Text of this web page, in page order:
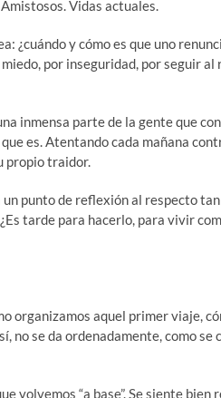
Vidas actuales.
¿cuándo y cómo es que uno
por inseguridad, por seguir
inmensa parte de la gente que
es. Atentando cada mañana
propio traidor.
un punto de reflexión al respecto
tarde para hacerlo, para vivir
organizamos aquel primer viaje,
no se da ordenadamente, como
volvemos “a base”. Se siente